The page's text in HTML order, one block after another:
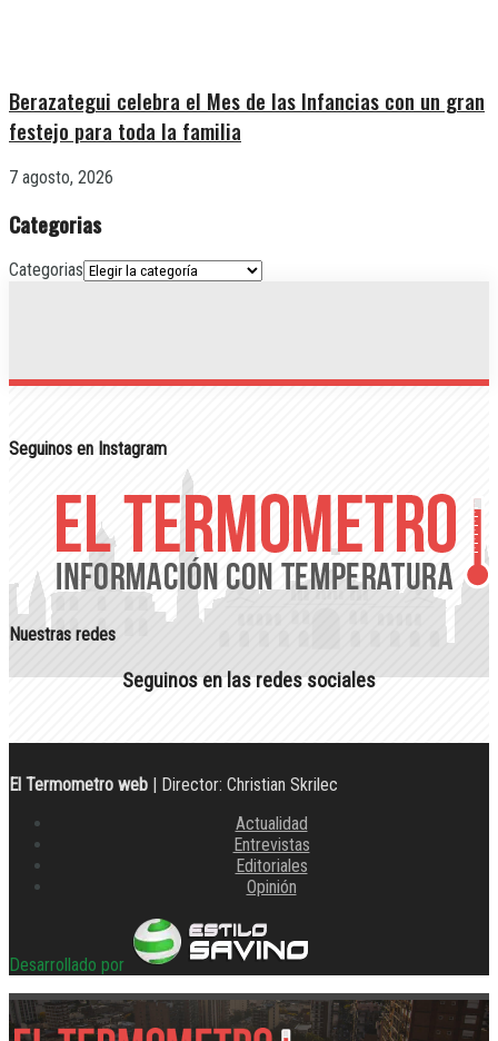
Berazategui celebra el Mes de las Infancias con un gran
festejo para toda la familia
7 agosto, 2026
Categorias
Categorias
Seguinos en Instagram
Nuestras redes
Seguinos en las redes sociales
El Termometro web | Director: Christian Skrilec
Actualidad
Entrevistas
Editoriales
Opinión
Desarrollado por